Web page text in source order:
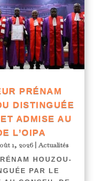
PRÉNAM
DISTINGUÉE
ADMISE AU
L’OIPA
1, 2026|Actualités
HOUZOU-
PAR LE